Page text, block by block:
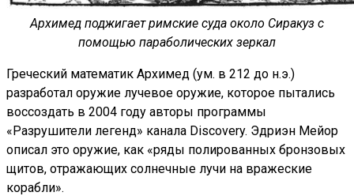
Архимед поджигает римские суда около Сиракуз с
помощью параболических зеркал
Греческий математик Архимед (ум. в 212 до н.э.)
разработал оружие лучевое оружие, которое пытались
воссоздать в 2004 году авторы программы
«Разрушители легенд» канала Discovery. Эдриэн Мейор
описал это оружие, как «ряды полированных бронзовых
щитов, отражающих солнечные лучи на вражеские
корабли».